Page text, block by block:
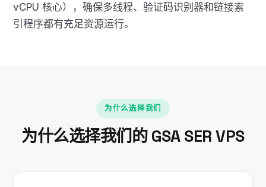
vCPU 核心），确保多线程、验证码识别器和链接索
引程序都有充足资源运行。
为什么选择我们
为什么选择我们的 GSA SER VPS